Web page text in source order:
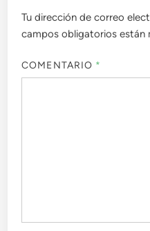
Tu dirección de correo
campos obligatorios están
COMENTARIO *